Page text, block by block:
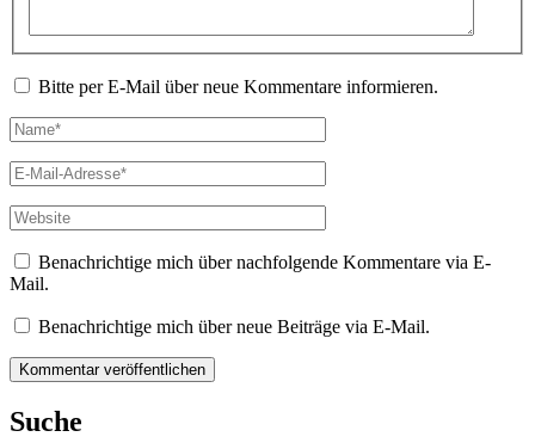
Bitte per E-Mail über neue Kommentare informieren.
Name*
E-
Mail-
Adresse*
Website
Benachrichtige mich über nachfolgende Kommentare via E-
Mail.
Benachrichtige mich über neue Beiträge via E-Mail.
Suche